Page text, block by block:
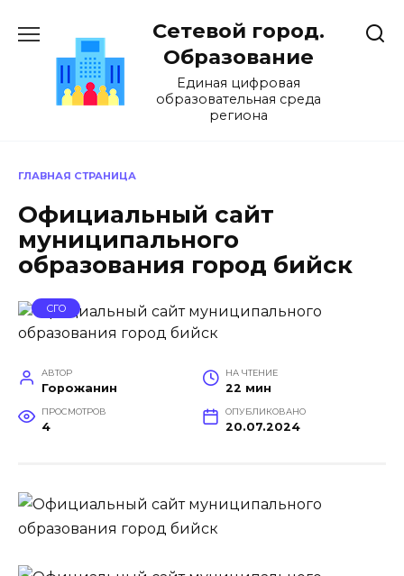
содержанию
Сетевой город.
Образование
Единая цифровая
образовательная среда
региона
ГЛАВНАЯ СТРАНИЦА
Официальный сайт
муниципального
образования город бийск
СГО
АВТОР
Горожанин
НА ЧТЕНИЕ
22 мин
ПРОСМОТРОВ
4
ОПУБЛИКОВАНО
20.07.2024